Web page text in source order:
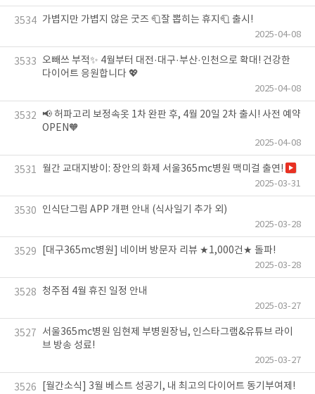
3534 가볍지만 가볍지 않은 굿즈 🧻잘 뽑히는 휴지🧻 출시!
2025-04-08
3533 오빼쓰 부적✨ 4월부터 대전·대구·부산·인천으로 확대! 건강한
다이어트 응원합니다 💖
2025-04-08
3532
📢 허파고리 보정속옷 1차 완판 후, 4월 20일 2차 출시! 사전 예약
OPEN🧡
2025-04-08
3531 월간 교대지방이: 장안의 화제 서울365mc병원 맥미걸 출연!
2025-03-31
3530 인식단그림 APP 개편 안내 (식사일기 추가 외)
2025-03-28
3529 [대구365mc병원] 네이버 방문자 리뷰 ★1,000건★ 돌파!
2025-03-28
3528 청주점 4월 휴진 일정 안내
2025-03-27
3527
서울365mc병원 임현제 부병원장님, 인스타그램&유튜브 라이
브 방송 성료!
2025-03-27
3526 [월간소식] 3월 베스트 성공기, 내 최고의 다이어트 동기부여제!